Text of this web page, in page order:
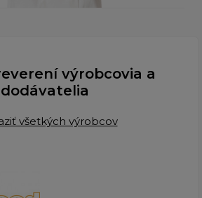
výrobcovia a
dodávatelia
všetkých výrobcov